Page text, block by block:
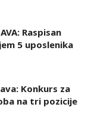
Raspisan
5 uposlenika
Konkurs za
na tri pozicije